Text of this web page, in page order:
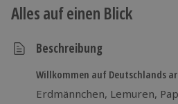
Alles auf einen Blick
Beschreibung
Willkommen auf Deutschlands
Erdmännchen, Lemuren,